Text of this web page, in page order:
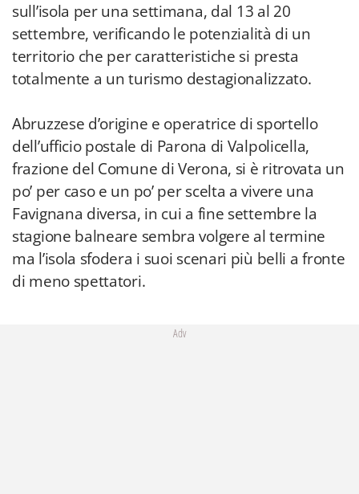
sull’isola per una settimana, dal 13 al 20
settembre, verificando le potenzialità di un
territorio che per caratteristiche si presta
totalmente a un turismo destagionalizzato.
Abruzzese d’origine e operatrice di sportello
dell’ufficio postale di Parona di Valpolicella,
frazione del Comune di Verona, si è ritrovata un
po’ per caso e un po’ per scelta a vivere una
Favignana diversa, in cui a fine settembre la
stagione balneare sembra volgere al termine
ma l’isola sfodera i suoi scenari più belli a fronte
di meno spettatori.
Adv